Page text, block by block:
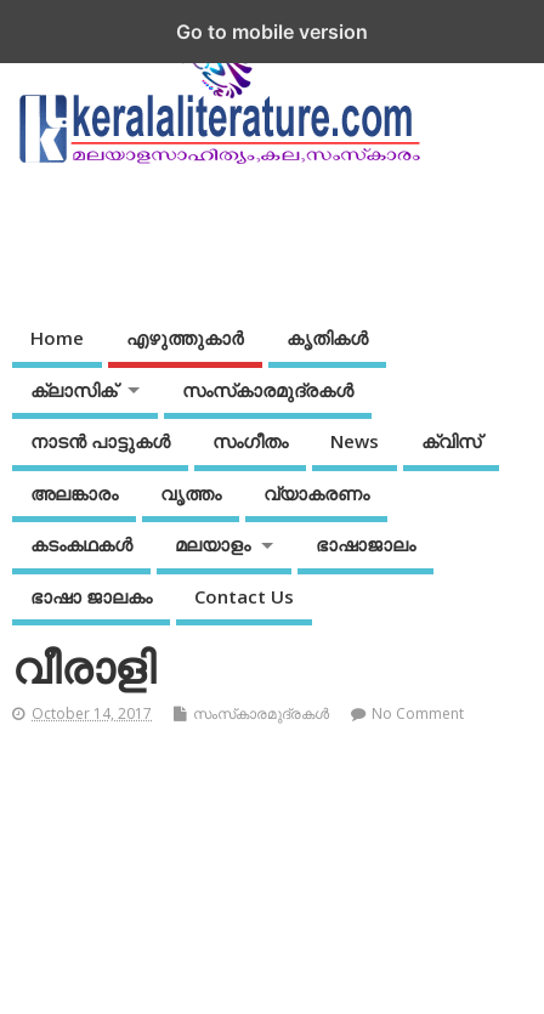
Home എഴുത്തുകാര്‍ കൃതികൾ
ക്ലാസിക് സംസ്‌കാരമുദ്രകള്‍
നാടന്‍ പാട്ടുകള്‍ സംഗീതം News ക്വിസ്
അലങ്കാരം വൃത്തം വ്യാകരണം
കടംകഥകള്‍ മലയാളം ഭാഷാജാലം
ഭാഷാ ജാലകം Contact Us
വീരാളി
October 14, 2017 സംസ്‌കാരമുദ്രകള്‍ No Comment
Go to mobile version